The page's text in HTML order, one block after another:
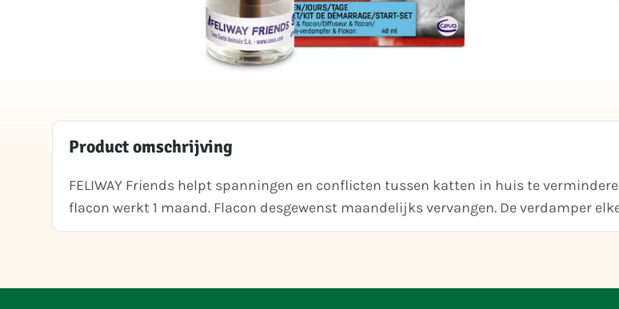
Product omschrijving
FELIWAY Friends helpt spanningen en conflicten tussen katten in huis te
flacon werkt 1 maand. Flacon desgewenst maandelijks vervangen. De verdamper